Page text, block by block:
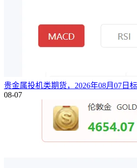
贵金属投机类期货，2026年08月07日
08-07